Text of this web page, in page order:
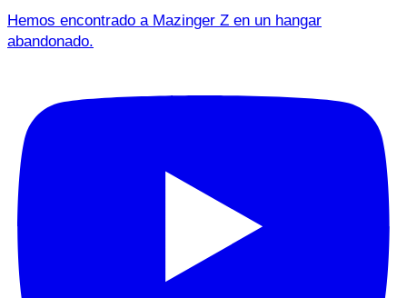
Hemos encontrado a Mazinger Z en un hangar
abandonado.